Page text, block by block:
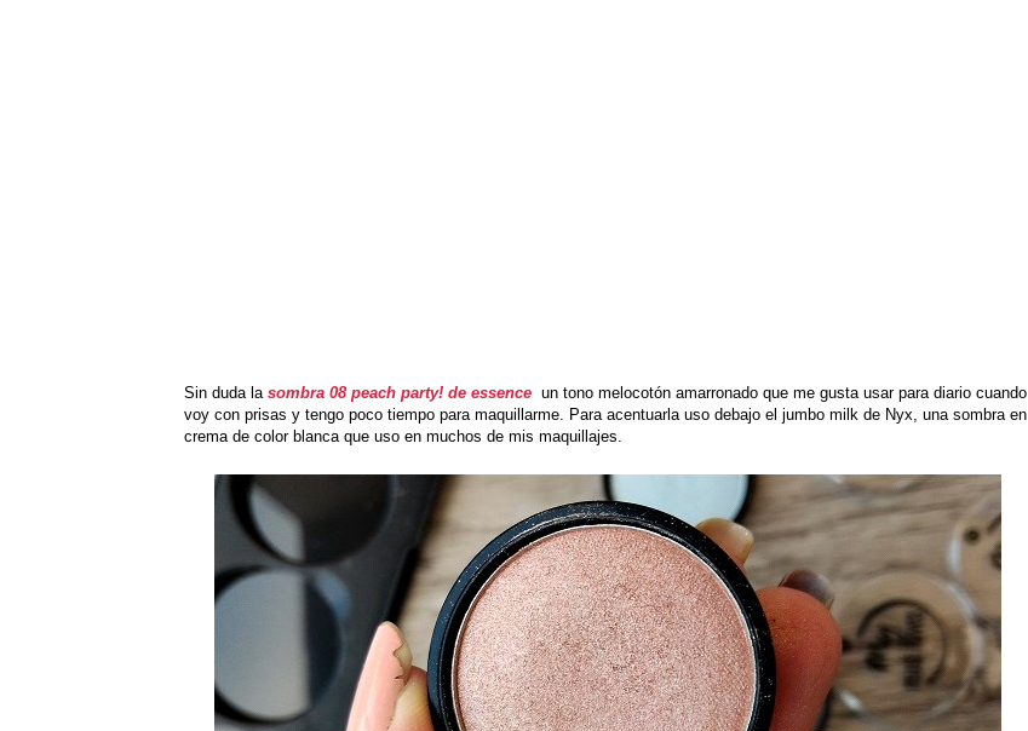
Sin duda la sombra 08 peach party! de essence un tono melocotón amarronado que me gusta usar para diario cuando
voy con prisas y tengo poco tiempo para maquillarme. Para acentuarla uso debajo el jumbo milk de Nyx, una sombra en
crema de color blanca que uso en muchos de mis maquillajes.